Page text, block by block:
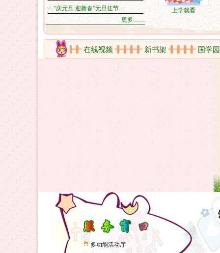
“庆元旦 迎新春”元旦佳节…
更多……
上学就看
活动剪影 在线视频 新书架 国学园地
多功能活动厅